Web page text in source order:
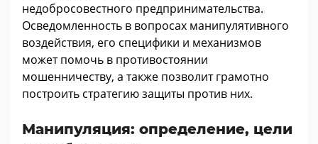
недобросовестного предпринимательства.
Осведомленность в вопросах манипулятивного
воздействия, его специфики и механизмов
может помочь в противостоянии
мошенничеству, а также позволит грамотно
построить стратегию защиты против них.
Манипуляция: определение, цели